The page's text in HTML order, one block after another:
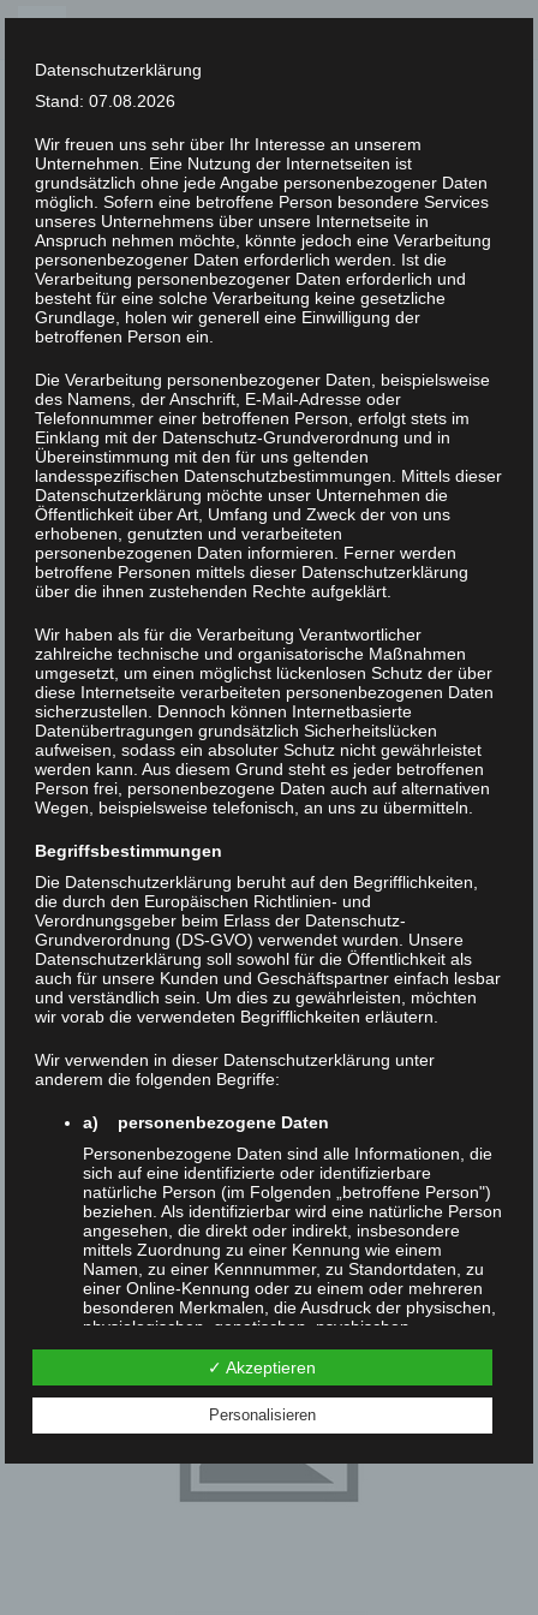
Skip
content
XLAB STIFTUNG
UNCATEGORIZED / 16. FEBRUAR 2023
IMGP2917
IMGP2917
Beitrags-
Navigation
< IMGP2892 IMGP2943 >
Datenschutzerklärung
Stand: 07.08.2026
Wir freuen uns sehr über Ihr Interesse an unserem
Unternehmen. Eine Nutzung der Internetseiten ist
grundsätzlich ohne jede Angabe personenbezogener Daten
möglich. Sofern eine betroffene Person besondere Services
unseres Unternehmens über unsere Internetseite in
Anspruch nehmen möchte, könnte jedoch eine Verarbeitung
personenbezogener Daten erforderlich werden. Ist die
Verarbeitung personenbezogener Daten erforderlich und
besteht für eine solche Verarbeitung keine gesetzliche
Grundlage, holen wir generell eine Einwilligung der
betroffenen Person ein.
Die Verarbeitung personenbezogener Daten, beispielsweise
des Namens, der Anschrift, E-Mail-Adresse oder
Telefonnummer einer betroffenen Person, erfolgt stets im
Einklang mit der Datenschutz-Grundverordnung und in
Übereinstimmung mit den für uns geltenden
landesspezifischen Datenschutzbestimmungen. Mittels dieser
Datenschutzerklärung möchte unser Unternehmen die
Öffentlichkeit über Art, Umfang und Zweck der von uns
erhobenen, genutzten und verarbeiteten
personenbezogenen Daten informieren. Ferner werden
betroffene Personen mittels dieser Datenschutzerklärung
über die ihnen zustehenden Rechte aufgeklärt.
Wir haben als für die Verarbeitung Verantwortlicher
zahlreiche technische und organisatorische Maßnahmen
umgesetzt, um einen möglichst lückenlosen Schutz der über
diese Internetseite verarbeiteten personenbezogenen Daten
sicherzustellen. Dennoch können Internetbasierte
Datenübertragungen grundsätzlich Sicherheitslücken
aufweisen, sodass ein absoluter Schutz nicht gewährleistet
werden kann. Aus diesem Grund steht es jeder betroffenen
Person frei, personenbezogene Daten auch auf alternativen
Wegen, beispielsweise telefonisch, an uns zu übermitteln.
Begriffsbestimmungen
Die Datenschutzerklärung beruht auf den Begrifflichkeiten,
die durch den Europäischen Richtlinien- und
Verordnungsgeber beim Erlass der Datenschutz-
Grundverordnung (DS-GVO) verwendet wurden. Unsere
Datenschutzerklärung soll sowohl für die Öffentlichkeit als
auch für unsere Kunden und Geschäftspartner einfach lesbar
und verständlich sein. Um dies zu gewährleisten, möchten
wir vorab die verwendeten Begrifflichkeiten erläutern.
Wir verwenden in dieser Datenschutzerklärung unter
anderem die folgenden Begriffe:
a) personenbezogene Daten
Personenbezogene Daten sind alle Informationen, die
sich auf eine identifizierte oder identifizierbare
natürliche Person (im Folgenden „betroffene Person")
beziehen. Als identifizierbar wird eine natürliche Person
angesehen, die direkt oder indirekt, insbesondere
mittels Zuordnung zu einer Kennung wie einem
Namen, zu einer Kennnummer, zu Standortdaten, zu
einer Online-Kennung oder zu einem oder mehreren
besonderen Merkmalen, die Ausdruck der physischen,
physiologischen, genetischen, psychischen,
wirtschaftlichen, kulturellen oder sozialen Identität
dieser natürlichen Person sind, identifiziert werden
kann.
identifizierbare natürliche Person, deren
personenbezogene Daten von dem für die
✓ Akzeptieren
Personalisieren